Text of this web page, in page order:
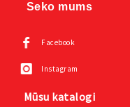
Seko mums
Facebook
Instagram
Mūsu katalogi